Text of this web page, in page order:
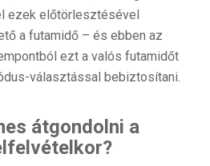
ezek előtörlesztésével
a futamidő – és ebben az
ezt a valós futamidőt
választással bebiztosítani.
átgondolni a